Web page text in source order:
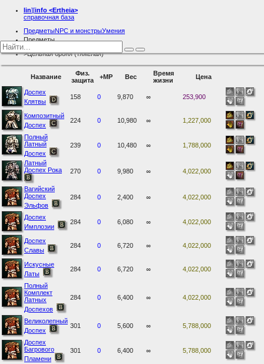
lin][info <Ertheia>
справочная база
ПредметыNPC и монстрыУмения
Предметы
Цельная броня (тяжелая)
Название
Физ.
защита
+MP Вес
Время
жизни
Цена
Доспех
Клятвы
158 0 9,870 ∞ 253,900
Композитный
Доспех
224 0 10,980 ∞ 1,227,000
Полный
Латный
Доспех
239 0 10,480 ∞ 1,788,000
Латный
Доспех Рока
270 0 9,980 ∞ 4,022,000
Вагийский
Доспех
Эльфов
284 0 2,400 ∞ 4,022,000
Доспех
Имплозии
284 0 6,080 ∞ 4,022,000
Доспех
Славы
284 0 6,720 ∞ 4,022,000
Искусные
Латы
284 0 6,720 ∞ 4,022,000
Полный
Комплект
Латных
Доспехов
284 0 6,400 ∞ 4,022,000
Великолепный
Доспех
301 0 5,600 ∞ 5,788,000
Доспех
Багрового
Пламени
301 0 6,400 ∞ 5,788,000